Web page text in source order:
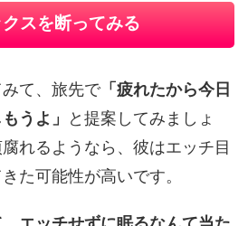
スを断ってみる
て、旅先で「疲れたから今日
うよ」
と提案してみましょ
れるようなら、彼はエッチ目
た可能性が高いです。